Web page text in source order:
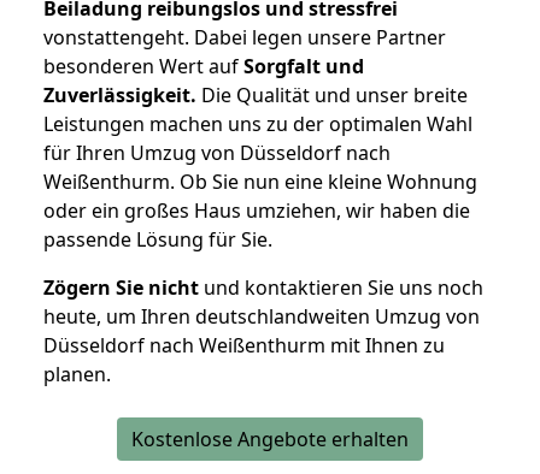
Beiladung reibungslos und stressfrei
vonstattengeht. Dabei legen unsere Partner
besonderen Wert aufSorgfalt und
Zuverlässigkeit. Die Qualität und unser breite
Leistungen machen uns zu der optimalen Wahl
für Ihren Umzug von Düsseldorf nach
Weißenthurm. Ob Sie nun eine kleine Wohnung
oder ein großes Haus umziehen, wir haben die
passende Lösung für Sie.
Zögern Sie nicht und kontaktieren Sie uns noch
heute, um Ihren deutschlandweiten Umzug von
Düsseldorf nach Weißenthurm mit Ihnen zu
planen.
Kostenlose Angebote erhalten